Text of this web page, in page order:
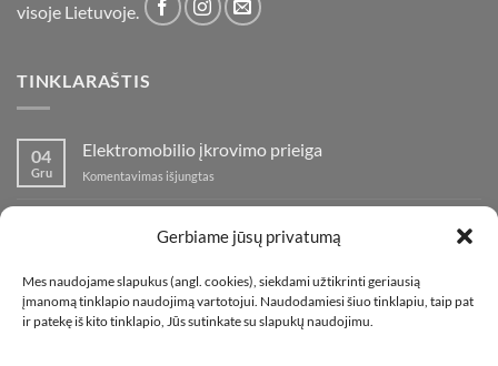
Gerbiame jūsų privatumą
Mes naudojame slapukus (angl. cookies), siekdami užtikrinti geriausią
įmanomą tinklapio naudojimą vartotojui. Naudodamiesi šiuo tinklapiu, taip pat
ir patekę iš kito tinklapio, Jūs sutinkate su slapukų naudojimu.
visoje Lietuvoje.
TINKLARAŠTIS
04
Gru
Elektromobilio įkrovimo prieiga
Komentavimas išjungtas
prieiga
Komentavimas išjungtasįraše
fejerverkų
parduotuvė
Klaipedoje!
01
Lap
Kaip fotografuoti fejerverkus
Komentavimas išjungtasįraše